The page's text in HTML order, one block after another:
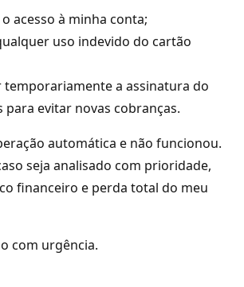
acesso à minha conta;
uso indevido do cartão
temporariamente a assinatura do
para evitar novas cobranças.
automática e não funcionou.
seja analisado com prioridade,
financeiro e perda total do meu
com urgência.